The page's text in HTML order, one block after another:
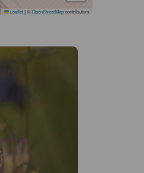
Leaflet|©OpenStreetMapcontributors